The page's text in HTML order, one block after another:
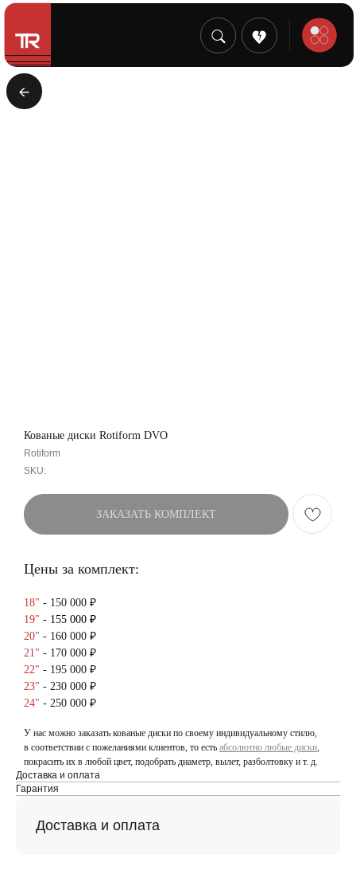
Кованые диски Rotiform DVO
Rotiform
SKU:
ЗАКАЗАТЬ КОМПЛЕКТ
Цены за комплект:
18" - 150 000 ₽
19" - 155 000 ₽
20" - 160 000 ₽
21" - 170 000 ₽
22" - 195 000 ₽
23" - 230 000 ₽
24" - 250 000 ₽
У нас можно заказать кованые диски по своему индивидуальному стилю,
в соответствии с пожеланиями клиентов, то есть абсолютно любые диски,
покрасить их в любой цвет, подобрать диаметр, вылет, разболтовку и т. д.
Доставка и оплата
Гарантия
Доставка и оплата